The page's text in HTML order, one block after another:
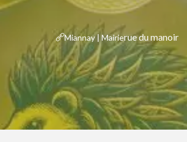
Miannay | Mairierue du manoir